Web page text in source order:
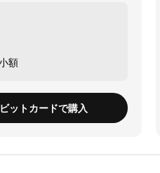
額
ットカードで購入